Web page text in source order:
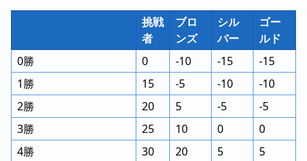
挑戦
者
ブロ
ンズ
シル
バー
ゴー
ルド
0勝
0 -10 -15
-15
1勝
15 -5 -10
-10
2勝
20 5 -5
-5
3勝
25 10 0
0
4勝
30 20 5
5